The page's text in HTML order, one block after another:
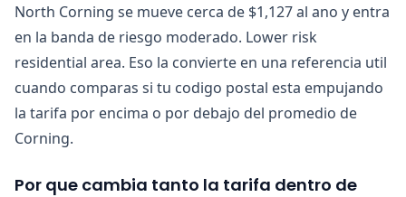
North Corning se mueve cerca de $1,127 al ano y entra
en la banda de riesgo moderado. Lower risk
residential area. Eso la convierte en una referencia util
cuando comparas si tu codigo postal esta empujando
la tarifa por encima o por debajo del promedio de
Corning.
Por que cambia tanto la tarifa dentro de